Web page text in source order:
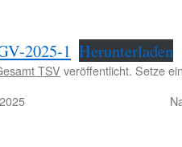
2025-1 Herunterladen
TSV veröffentlicht. Setze